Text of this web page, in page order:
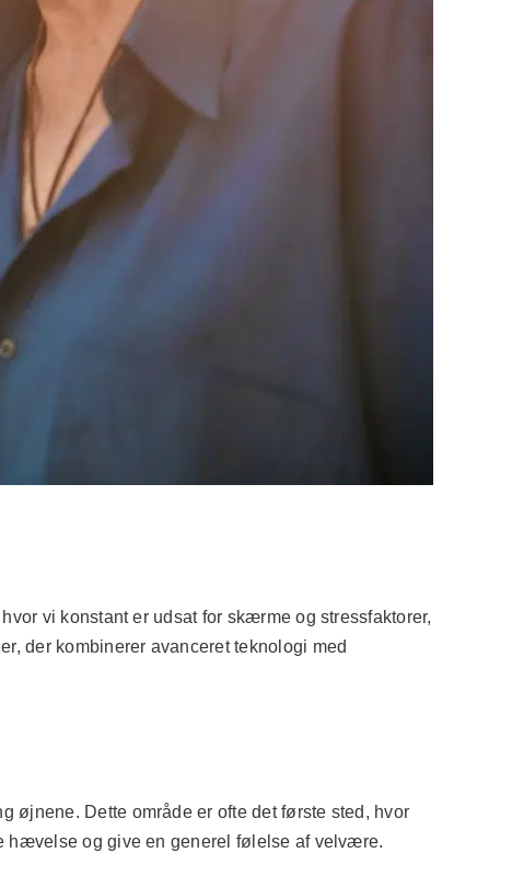
vi konstant er udsat for skærme og stressfaktorer,
der kombinerer avanceret teknologi med
øjnene. Dette område er ofte det første sted, hvor
hævelse og give en generel følelse af velvære.